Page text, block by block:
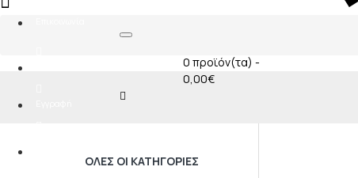
0 προϊόν(τα) -
0,00€
ΟΛΕΣ ΟΙ ΚΑΤΗΓΟΡΊΕΣ